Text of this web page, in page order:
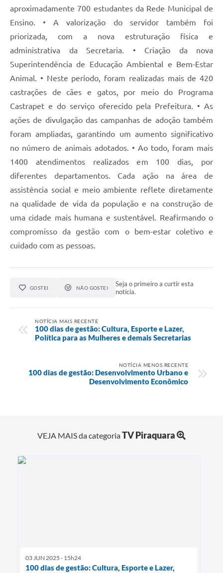
aproximadamente 700 estudantes da Rede Municipal de
Ensino. • A valorização do servidor também foi
priorizada, com a nova estruturação física e
administrativa da Secretaria. • Criação da nova
Superintendência de Educação Ambiental e Bem-Estar
Animal. • Neste período, foram realizadas mais de 420
castrações de cães e gatos, por meio do Programa
Castrapet e do serviço oferecido pela Prefeitura. • As
ações de divulgação das campanhas de adoção também
foram ampliadas, garantindo um aumento significativo
no número de animais adotados. • Ao todo, foram mais
1400 atendimentos realizados em 100 dias, por
diferentes departamentos. Cada ação na área de
assistência social e meio ambiente reflete diretamente
na qualidade de vida da população e na construção de
uma cidade mais humana e sustentável. Reafirmando o
compromisso da gestão com o bem-estar coletivo e
cuidado com as pessoas.
GOSTEI NÃO GOSTEI
Seja o primeiro a curtir esta
notícia.
NOTÍCIA MAIS RECENTE
100 dias de gestão: Cultura, Esporte e Lazer,
Política para as Mulheres e demais Secretarias
NOTÍCIA MENOS RECENTE
100 dias de gestão: Desenvolvimento Urbano e
Desenvolvimento Econômico
VEJA MAIS da categoriaTV Piraquara
03 JUN 2025 - 15h24
100 dias de gestão: Cultura, Esporte e Lazer,